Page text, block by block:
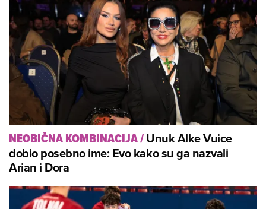
NEOBIČNA KOMBINACIJA/Unuk Alke Vuice
dobio posebno ime: Evo kako su ga nazvali
Arian i Dora